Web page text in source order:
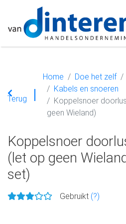
Terug
Home Doe het zelf
Kabels en snoeren
Koppelsnoer
geen Wieland)
Koppelsnoer
(let op geen
set)
Gebruikt (?)